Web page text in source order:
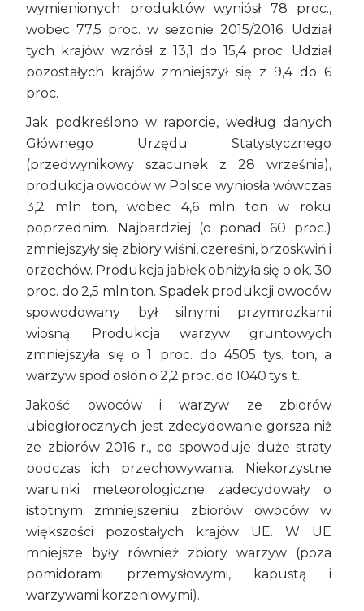
wymienionych produktów wyniósł 78 proc.,
wobec 77,5 proc. w sezonie 2015/2016. Udział
tych krajów wzrósł z 13,1 do 15,4 proc. Udział
pozostałych krajów zmniejszył się z 9,4 do 6
proc.
Jak podkreślono w raporcie, według danych
Głównego Urzędu Statystycznego
(przedwynikowy szacunek z 28 września),
produkcja owoców w Polsce wyniosła wówczas
3,2 mln ton, wobec 4,6 mln ton w roku
poprzednim. Najbardziej (o ponad 60 proc.)
zmniejszyły się zbiory wiśni, czereśni, brzoskwiń i
orzechów. Produkcja jabłek obniżyła się o ok. 30
proc. do 2,5 mln ton. Spadek produkcji owoców
spowodowany był silnymi przymrozkami
wiosną. Produkcja warzyw gruntowych
zmniejszyła się o 1 proc. do 4505 tys. ton, a
warzyw spod osłon o 2,2 proc. do 1040 tys. t.
Jakość owoców i warzyw ze zbiorów
ubiegłorocznych jest zdecydowanie gorsza niż
ze zbiorów 2016 r., co spowoduje duże straty
podczas ich przechowywania. Niekorzystne
warunki meteorologiczne zadecydowały o
istotnym zmniejszeniu zbiorów owoców w
większości pozostałych krajów UE. W UE
mniejsze były również zbiory warzyw (poza
pomidorami przemysłowymi, kapustą i
warzywami korzeniowymi).